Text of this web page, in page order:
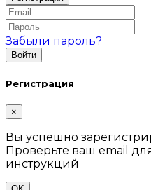
Забыли пароль?
Регистрация
×
Вы успешно
Проверьте ваш email
инструкций